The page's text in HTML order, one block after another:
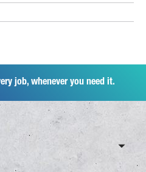
job, whenever you need it.